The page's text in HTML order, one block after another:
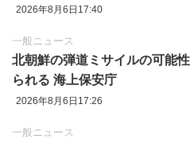
2026年8月6日17:40
一般ニュース
北朝鮮の弾道ミサイルの可能
られる 海上保安庁
2026年8月6日17:26
一般ニュース